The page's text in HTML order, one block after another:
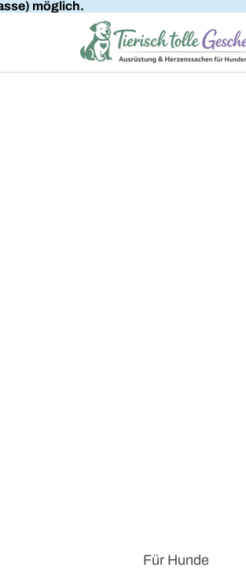
möglich.
Für Hunde